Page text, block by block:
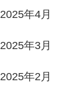
2025年4月
2025年3月
2025年2月